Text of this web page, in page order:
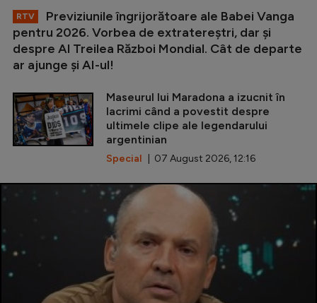
RTV
Previziunile îngrijorătoare ale Babei Vanga
pentru 2026. Vorbea de extratereștri, dar și
despre Al Treilea Război Mondial. Cât de departe
ar ajunge și AI-ul!
Maseurul lui Maradona a izucnit în
lacrimi când a povestit despre
ultimele clipe ale legendarului
argentinian
Special | 07 August 2026, 12:16